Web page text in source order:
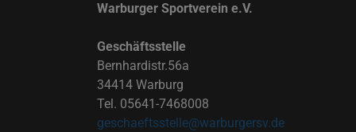
Warburger Sportverein e.V.
Geschäftsstelle
Bernhardistr.56a
34414 Warburg
Tel. 05641-7468008
geschaeftsstelle@warburgersv.de